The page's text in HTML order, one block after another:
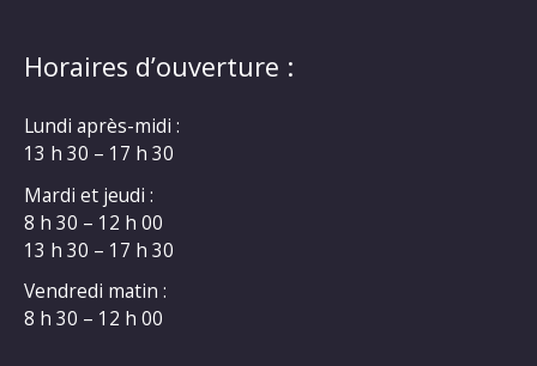
Horaires d’ouverture :
Lundi après-midi :
13 h 30 – 17 h 30
Mardi et jeudi :
8 h 30 – 12 h 00
13 h 30 – 17 h 30
Vendredi matin :
8 h 30 – 12 h 00